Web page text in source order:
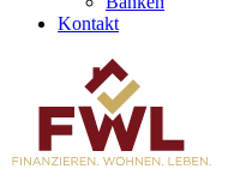
Kontakt